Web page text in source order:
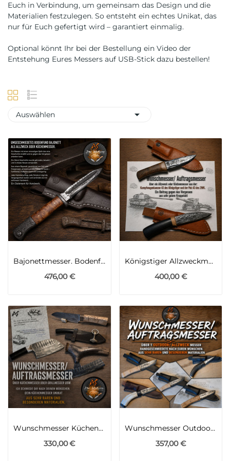
Euch in Verbindung, um gemeinsam das Design und die
Materialien festzulegen. So entsteht ein echtes Unikat, das
nur für Euch gefertigt wird – garantiert einmalig.
Optional könnt Ihr bei der Bestellung ein Video der
Entstehung Eures Messers auf USB-Stick dazu bestellen!
Auswählen 
Bajonettmesser. Bodenfund Bajonette...
476,00 €
Königstiger Allzweckmesser aus der KWK 43 des 2WK
400,00 €
Wunschmesser Küchenmesser/ Grillmesser usw
330,00 €
Wunschmesser Outdoormesser/Allzweckmesser
357,00 €